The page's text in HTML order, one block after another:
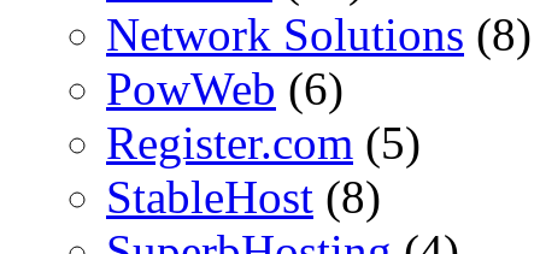
Network Solutions (8)
PowWeb (6)
Register.com (5)
StableHost (8)